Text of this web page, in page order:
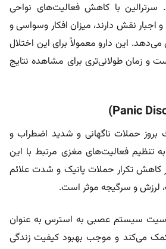
سرترالین با کاهش فعالیت‌های نواحی
نقش دارند، میزان افکار وسواسی و
می‌دهد. این دارو معمولاً برای این اختلال
و زمان طولانی‌تری برای مشاهده نتایج
بروز حملات ناگهانی و شدید اضطراب و
تنظیم فعالیت‌های مغزی مرتبط با این
تکرار حملات پانیک و شدت علائم
لرزش و سرگیجه موثر است.
سیستم عصبی به استرس به عنوان
می‌کند و موجب بهبود کیفیت زندگی